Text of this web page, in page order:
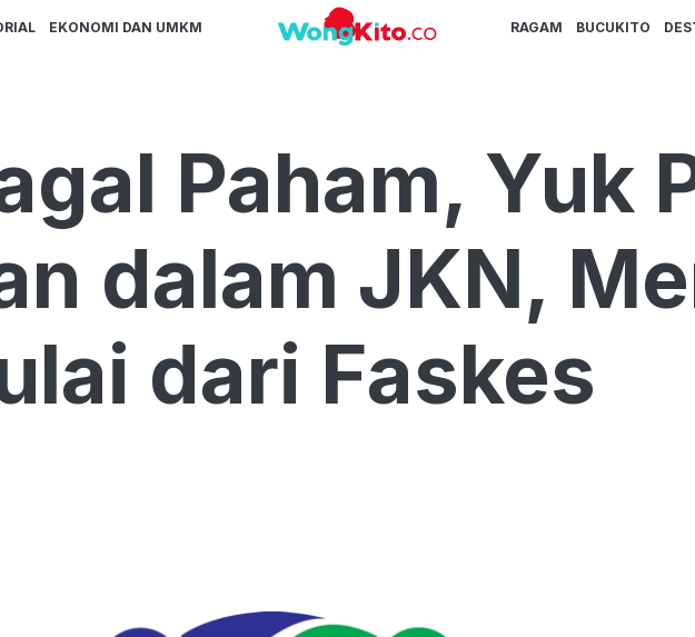
EKONOMI DAN UMKM RAGAM BUCUKITO
Paham, Yuk
dalam JKN,
dari Faskes